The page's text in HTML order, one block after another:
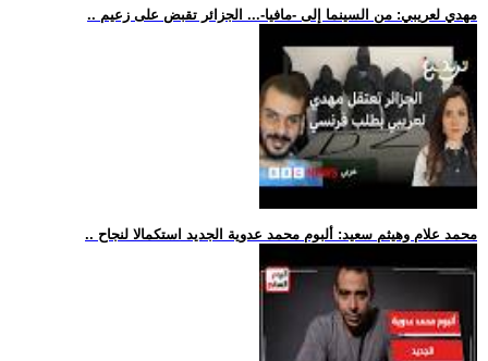
.. مهدي لعريبي: من السينما إلى -مافيا-... الجزائر تقبض على زعيم
.. محمد علام وهيثم سعيد: ألبوم محمد عدوية الجديد استكمالا لنجاح